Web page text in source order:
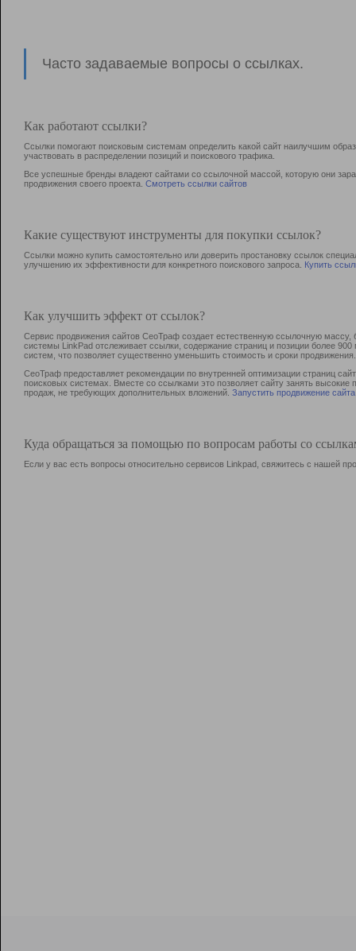
Часто задаваемые вопросы о ссылках.
Как работают ссылки?
Ссылки помогают поисковым системам определить какой сайт наилучшим
участвовать в раcпределении позиций и поискового трафика.
Все успешные бренды владеют сайтами со ссылочной массой, которую они
продвижения своего проекта. Смотреть ссылки сайтов
Какие существуют инструменты для покупки ссылок?
Ссылки можно купить самостоятельно или доверить простановку ссылок
улучшению их эффективности для конкретного поискового запроса. Купить
Как улучшить эффект от ссылок?
Сервис продвижения сайтов СеоТраф создает естественную ссылочную
системы LinkPad отслеживает ссылки, содержание страниц и позиции более
систем, что позволяет существенно уменьшить стоимость и сроки продвижения.
СеоТраф предоставляет рекомендации по внутренней оптимизации страниц
поисковых системах. Вместе со ссылками это позволяет сайту занять
продаж, не требующих дополнительных вложений. Запустить продвижение сайта
Куда обращаться за помощью по вопросам работы со
Если у вас есть вопросы относительно сервисов Linkpad, свяжитесь с нашей